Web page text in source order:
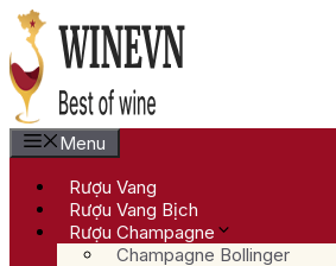
Chuyển
đến
nội
dung
Menu
Rượu Vang
Rượu Vang Bịch
Rượu Champagne
Champagne Bollinger